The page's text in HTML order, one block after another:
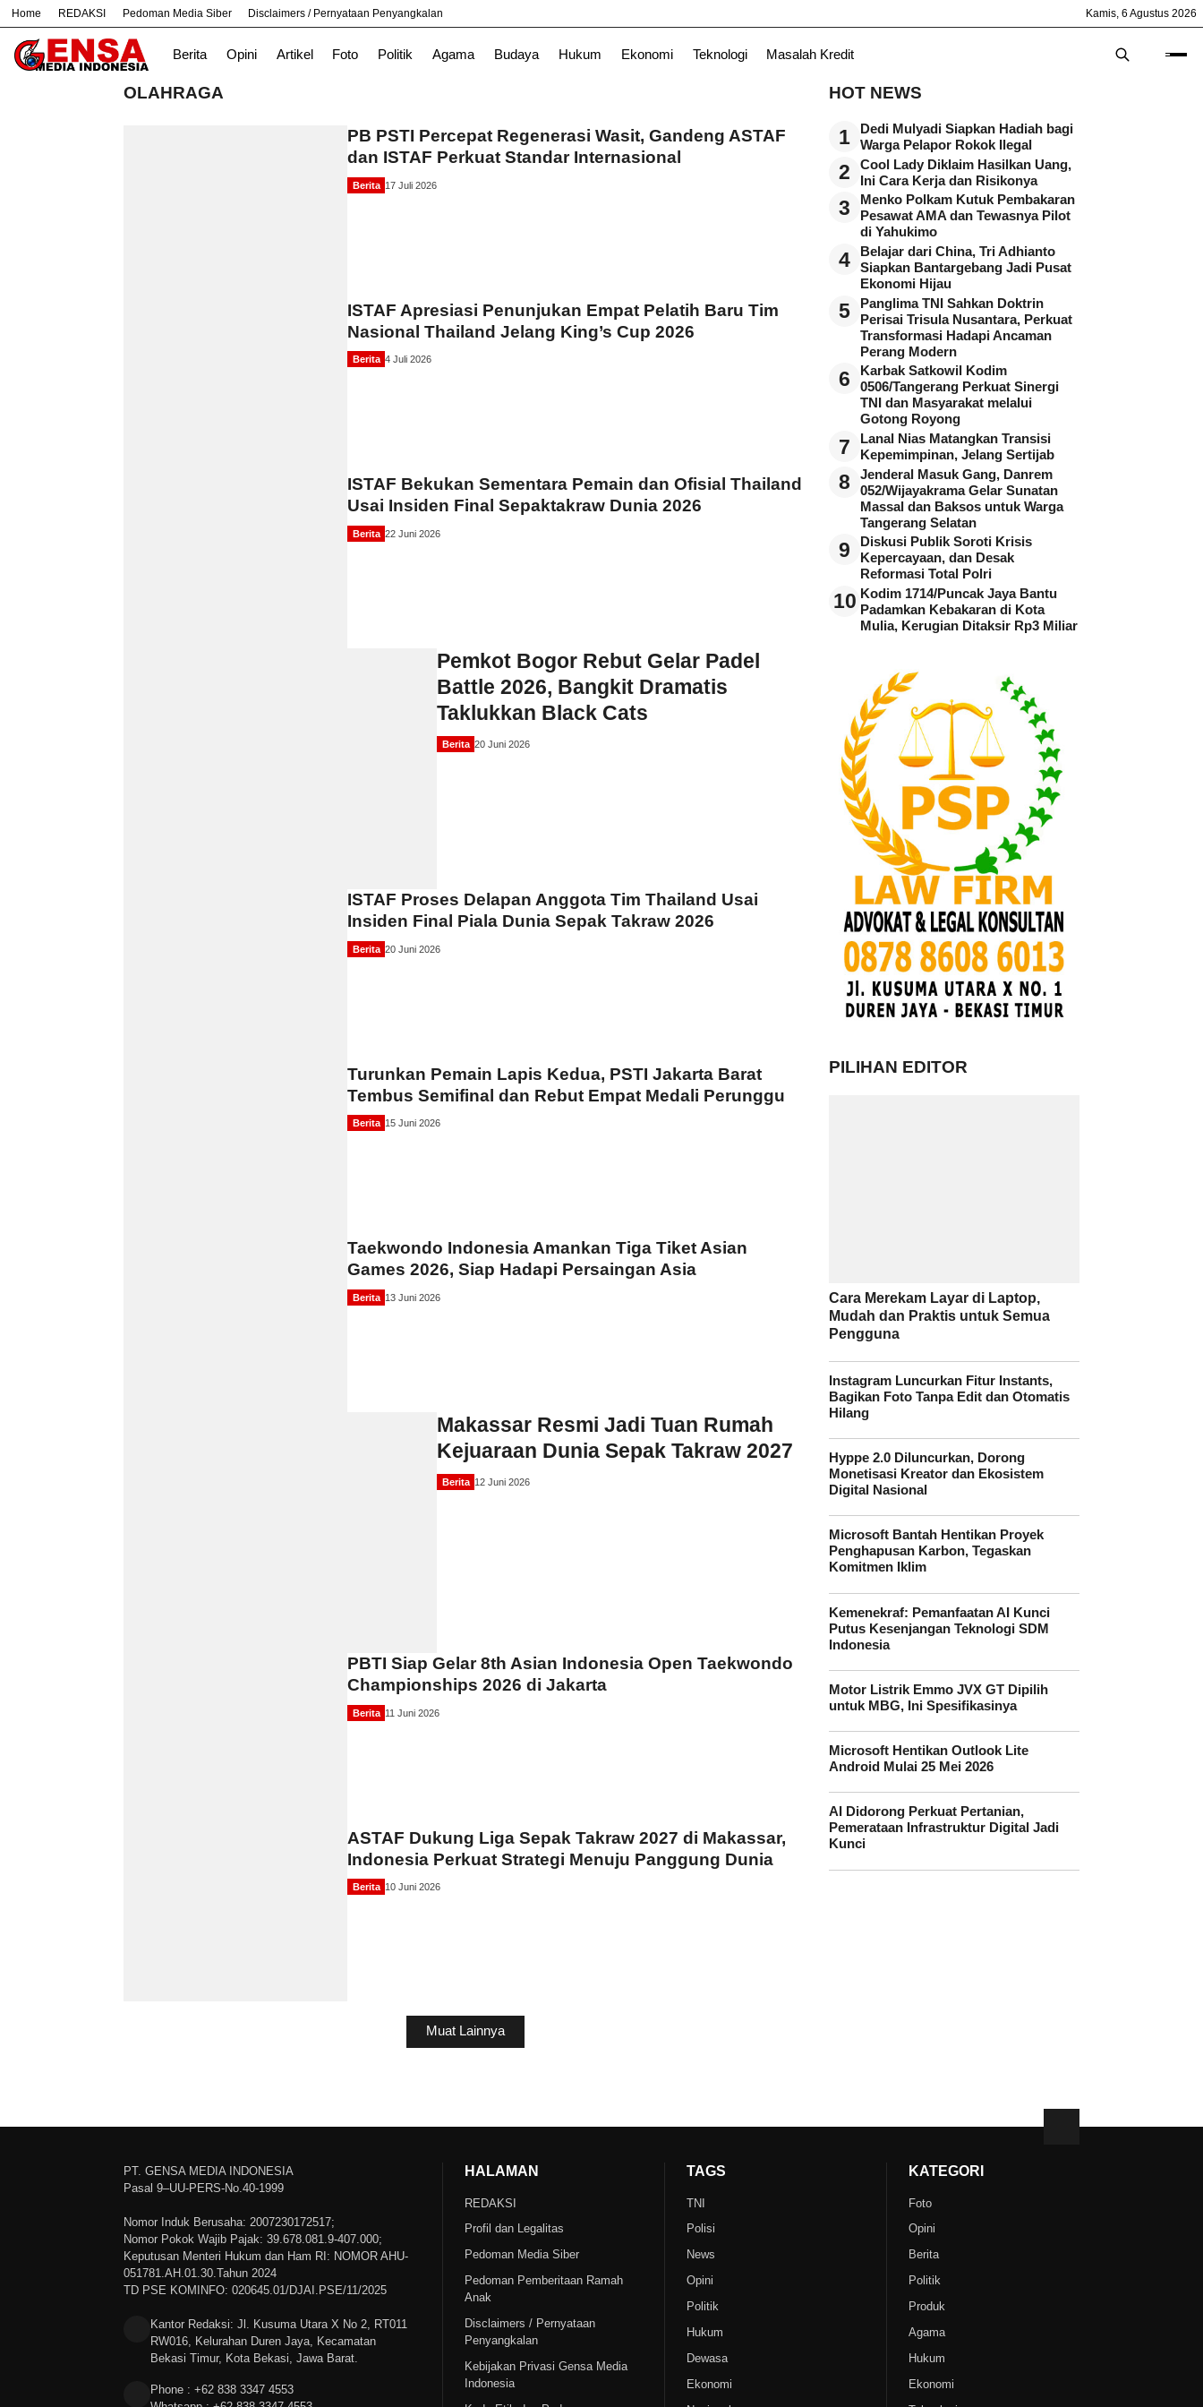
Home REDAKSI Pedoman Media Siber Disclaimers / Pernyataan Penyangkalan Kamis, 6 Agustus 2026
Berita Opini Artikel Foto Politik Agama Budaya Hukum Ekonomi Teknologi Masalah Kredit
# Jabar Nasional News TNI
OLAHRAGA
PB PSTI Percepat Regenerasi Wasit, Gandeng ASTAF
dan ISTAF Perkuat Standar Internasional
Berita 17 Juli 2026
ISTAF Apresiasi Penunjukan Empat Pelatih Baru Tim
Nasional Thailand Jelang King’s Cup 2026
Berita 4 Juli 2026
ISTAF Bekukan Sementara Pemain dan Ofisial Thailand
Usai Insiden Final Sepaktakraw Dunia 2026
Berita 22 Juni 2026
Pemkot Bogor Rebut Gelar Padel
Battle 2026, Bangkit Dramatis
Taklukkan Black Cats
Berita 20 Juni 2026
ISTAF Proses Delapan Anggota Tim Thailand Usai
Insiden Final Piala Dunia Sepak Takraw 2026
Berita 20 Juni 2026
Turunkan Pemain Lapis Kedua, PSTI Jakarta Barat
Tembus Semifinal dan Rebut Empat Medali Perunggu
Berita 15 Juni 2026
Taekwondo Indonesia Amankan Tiga Tiket Asian
Games 2026, Siap Hadapi Persaingan Asia
Berita 13 Juni 2026
Makassar Resmi Jadi Tuan Rumah
Kejuaraan Dunia Sepak Takraw 2027
Berita 12 Juni 2026
PBTI Siap Gelar 8th Asian Indonesia Open Taekwondo
Championships 2026 di Jakarta
Berita 11 Juni 2026
ASTAF Dukung Liga Sepak Takraw 2027 di Makassar,
Indonesia Perkuat Strategi Menuju Panggung Dunia
Berita 10 Juni 2026
Muat Lainnya
HOT NEWS
1
Dedi Mulyadi Siapkan Hadiah bagi
Warga Pelapor Rokok Ilegal
2
Cool Lady Diklaim Hasilkan Uang,
Ini Cara Kerja dan Risikonya
3
Menko Polkam Kutuk Pembakaran
Pesawat AMA dan Tewasnya Pilot
di Yahukimo
4
Belajar dari China, Tri Adhianto
Siapkan Bantargebang Jadi Pusat
Ekonomi Hijau
5
Panglima TNI Sahkan Doktrin
Perisai Trisula Nusantara, Perkuat
Transformasi Hadapi Ancaman
Perang Modern
6
Karbak Satkowil Kodim
0506/Tangerang Perkuat Sinergi
TNI dan Masyarakat melalui
Gotong Royong
7
Lanal Nias Matangkan Transisi
Kepemimpinan, Jelang Sertijab
8
Jenderal Masuk Gang, Danrem
052/Wijayakrama Gelar Sunatan
Massal dan Baksos untuk Warga
Tangerang Selatan
9
Diskusi Publik Soroti Krisis
Kepercayaan, dan Desak
Reformasi Total Polri
10 Kodim 1714/Puncak Jaya Bantu
Padamkan Kebakaran di Kota
Mulia, Kerugian Ditaksir Rp3 Miliar
PILIHAN EDITOR
Cara Merekam Layar di Laptop,
Mudah dan Praktis untuk Semua
Pengguna
Instagram Luncurkan Fitur Instants,
Bagikan Foto Tanpa Edit dan Otomatis
Hilang
Hyppe 2.0 Diluncurkan, Dorong
Monetisasi Kreator dan Ekosistem
Digital Nasional
Microsoft Bantah Hentikan Proyek
Penghapusan Karbon, Tegaskan
Komitmen Iklim
Kemenekraf: Pemanfaatan AI Kunci
Putus Kesenjangan Teknologi SDM
Indonesia
Motor Listrik Emmo JVX GT Dipilih
untuk MBG, Ini Spesifikasinya
Microsoft Hentikan Outlook Lite
Android Mulai 25 Mei 2026
AI Didorong Perkuat Pertanian,
Pemerataan Infrastruktur Digital Jadi
Kunci
PT. GENSA MEDIA INDONESIA
Pasal 9–UU-PERS-No.40-1999
Nomor Induk Berusaha: 2007230172517;
Nomor Pokok Wajib Pajak: 39.678.081.9-407.000;
Keputusan Menteri Hukum dan Ham RI: NOMOR AHU-
051781.AH.01.30.Tahun 2024
TD PSE KOMINFO: 020645.01/DJAI.PSE/11/2025
Kantor Redaksi: Jl. Kusuma Utara X No 2, RT011
RW016, Kelurahan Duren Jaya, Kecamatan
Bekasi Timur, Kota Bekasi, Jawa Barat.
Phone : +62 838 3347 4553
HALAMAN
REDAKSI
Profil dan Legalitas
Pedoman Media Siber
Pedoman Pemberitaan Ramah
Anak
Disclaimers / Pernyataan
Penyangkalan
Kebijakan Privasi Gensa Media
Indonesia
TAGS
TNI
Polisi
News
Opini
Politik
Hukum
Dewasa
Ekonomi
KATEGORI
Foto
Opini
Berita
Politik
Produk
Agama
Hukum
Ekonomi